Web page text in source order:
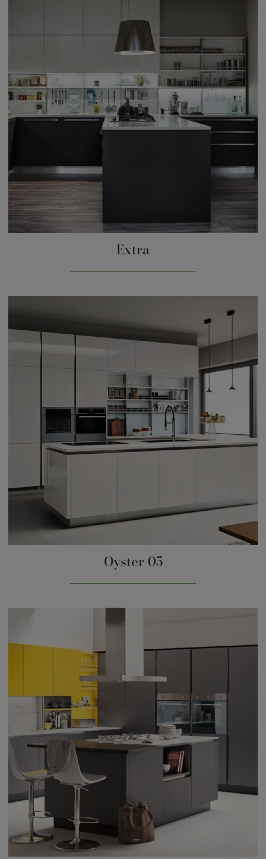
Extra
Oyster 05